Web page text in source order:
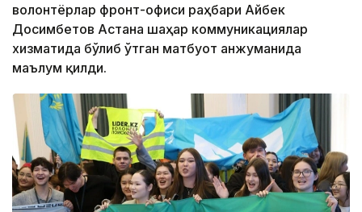
волонтёрлар фронт-офиси раҳбари Айбек
Досимбетов Астана шаҳар коммуникациялар
хизматида бўлиб ўтган матбуот анжуманида
маълум қилди.